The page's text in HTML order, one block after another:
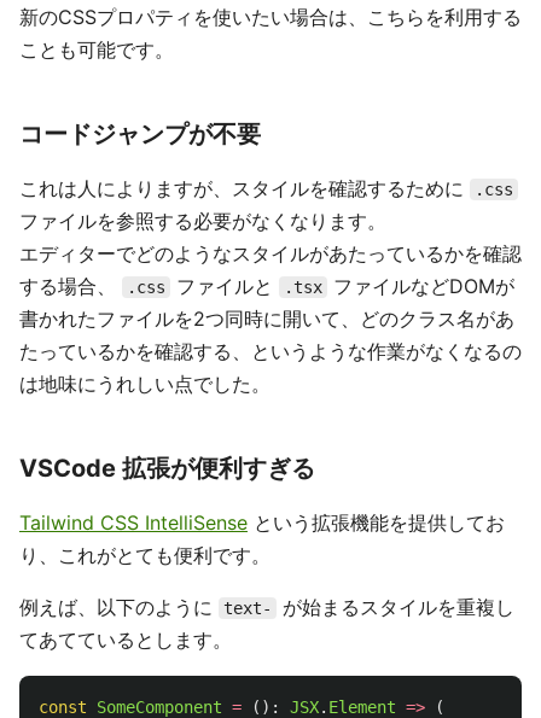
新のCSSプロパティを使いたい場合は、こちらを利用する
ことも可能です。
コードジャンプが不要
これは人によりますが、スタイルを確認するために .css
ファイルを参照する必要がなくなります。
エディターでどのようなスタイルがあたっているかを確認
する場合、
.css ファイルと .tsx
ファイルなどDOMが
書かれたファイルを2つ同時に開いて、どのクラス名があ
たっているかを確認する、というような作業がなくなるの
は地味にうれしい点でした。
VSCode 拡張が便利すぎる
Tailwind CSS IntelliSense という拡張機能を提供してお
り、これがとても便利です。
例えば、以下のように text-
が始まるスタイルを重複し
てあてているとします。
const SomeComponent = (): JSX. Element =>
(